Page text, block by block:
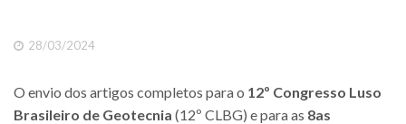
28/03/2024
O envio dos artigos completos para o 12º Congresso Luso
Brasileiro de Geotecnia (12º CLBG) e para as 8as